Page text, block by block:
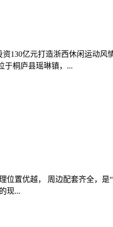
130亿元打造浙西休闲运动
于桐庐县瑶琳镇，...
置优越， 周边配套齐全，
现...